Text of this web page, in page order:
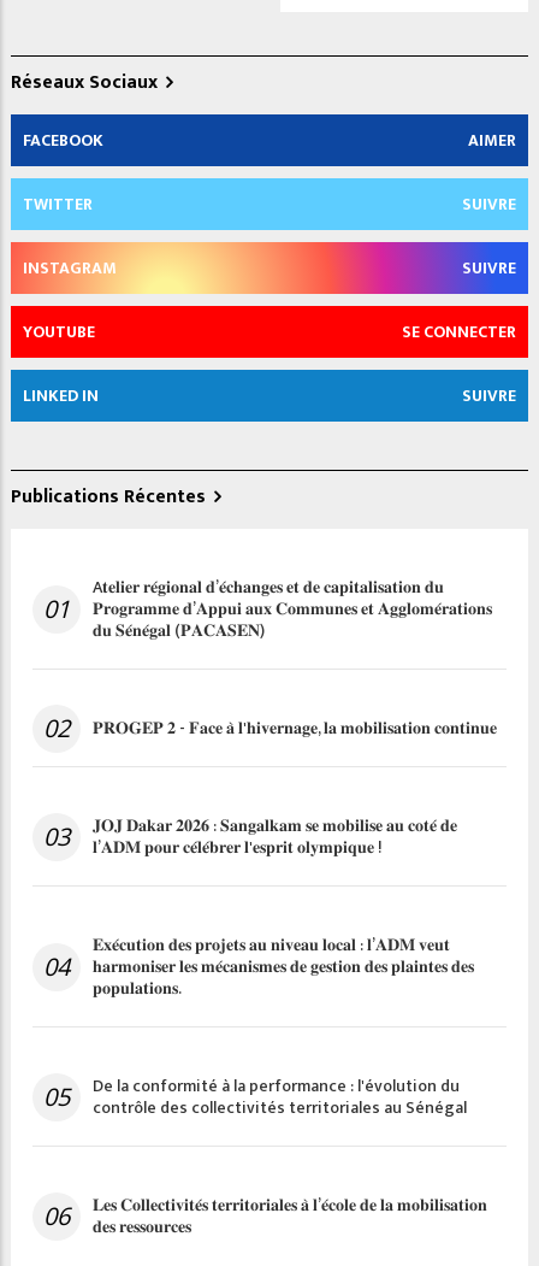
Réseaux Sociaux
FACEBOOK AIMER
TWITTER SUIVRE
INSTAGRAM SUIVRE
YOUTUBE SE CONNECTER
LINKED IN SUIVRE
Publications Récentes
01
A𝐭𝐞𝐥𝐢𝐞𝐫 𝐫𝐞́𝐠𝐢𝐨𝐧𝐚𝐥 𝐝’𝐞́𝐜𝐡𝐚𝐧𝐠𝐞𝐬 𝐞𝐭 𝐝𝐞 𝐜𝐚𝐩𝐢𝐭𝐚𝐥𝐢𝐬𝐚𝐭𝐢𝐨𝐧 𝐝𝐮
𝐏𝐫𝐨𝐠𝐫𝐚𝐦𝐦𝐞 𝐝’𝐀𝐩𝐩𝐮𝐢 𝐚𝐮𝐱 𝐂𝐨𝐦𝐦𝐮𝐧𝐞𝐬 𝐞𝐭 𝐀𝐠𝐠𝐥𝐨𝐦𝐞́𝐫𝐚𝐭𝐢𝐨𝐧𝐬
𝐝𝐮 𝐒𝐞́𝐧𝐞́𝐠𝐚𝐥 (𝐏𝐀𝐂𝐀𝐒𝐄𝐍)
02 𝐏𝐑𝐎𝐆𝐄𝐏 𝟐 - 𝐅𝐚𝐜𝐞 𝐚̀ 𝐥'𝐡𝐢𝐯𝐞𝐫𝐧𝐚𝐠𝐞, 𝐥𝐚 𝐦𝐨𝐛𝐢𝐥𝐢𝐬𝐚𝐭𝐢𝐨𝐧 𝐜𝐨𝐧𝐭𝐢𝐧𝐮𝐞
03 𝐉𝐎𝐉 𝐃𝐚𝐤𝐚𝐫 𝟐𝟎𝟐𝟔 : 𝐒𝐚𝐧𝐠𝐚𝐥𝐤𝐚𝐦 𝐬𝐞 𝐦𝐨𝐛𝐢𝐥𝐢𝐬𝐞 𝐚𝐮 𝐜𝐨𝐭𝐞́ 𝐝𝐞
𝐥’𝐀𝐃𝐌 𝐩𝐨𝐮𝐫 𝐜𝐞́𝐥𝐞́𝐛𝐫𝐞𝐫 𝐥'𝐞𝐬𝐩𝐫𝐢𝐭 𝐨𝐥𝐲𝐦𝐩𝐢𝐪𝐮𝐞 !
04
𝐄𝐱𝐞́𝐜𝐮𝐭𝐢𝐨𝐧 𝐝𝐞𝐬 𝐩𝐫𝐨𝐣𝐞𝐭𝐬 𝐚𝐮 𝐧𝐢𝐯𝐞𝐚𝐮 𝐥𝐨𝐜𝐚𝐥 : 𝐥’𝐀𝐃𝐌 𝐯𝐞𝐮𝐭
𝐡𝐚𝐫𝐦𝐨𝐧𝐢𝐬𝐞𝐫 𝐥𝐞𝐬 𝐦𝐞́𝐜𝐚𝐧𝐢𝐬𝐦𝐞𝐬 𝐝𝐞 𝐠𝐞𝐬𝐭𝐢𝐨𝐧 𝐝𝐞𝐬 𝐩𝐥𝐚𝐢𝐧𝐭𝐞𝐬 𝐝𝐞𝐬
𝐩𝐨𝐩𝐮𝐥𝐚𝐭𝐢𝐨𝐧𝐬.
05 De la conformité à la performance : l'évolution du
contrôle des collectivités territoriales au Sénégal
06 𝐋𝐞𝐬 𝐂𝐨𝐥𝐥𝐞𝐜𝐭𝐢𝐯𝐢𝐭𝐞́𝐬 𝐭𝐞𝐫𝐫𝐢𝐭𝐨𝐫𝐢𝐚𝐥𝐞𝐬 𝐚̀ 𝐥’𝐞́𝐜𝐨𝐥𝐞 𝐝𝐞 𝐥𝐚 𝐦𝐨𝐛𝐢𝐥𝐢𝐬𝐚𝐭𝐢𝐨𝐧
𝐝𝐞𝐬 𝐫𝐞𝐬𝐬𝐨𝐮𝐫𝐜𝐞𝐬